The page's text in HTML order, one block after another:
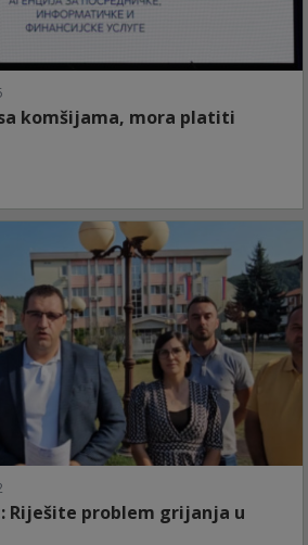
komšijama, mora platiti
Riješite problem grijanja u